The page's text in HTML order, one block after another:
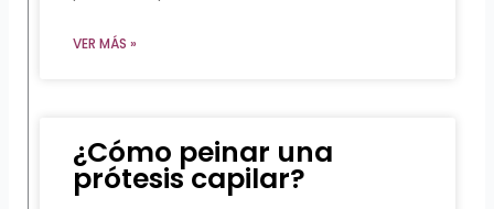
VER MÁS »
¿Cómo peinar una
prótesis capilar?